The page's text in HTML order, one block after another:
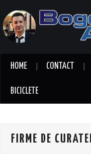
HOME CONTACT
BICICLETE
FIRME DE